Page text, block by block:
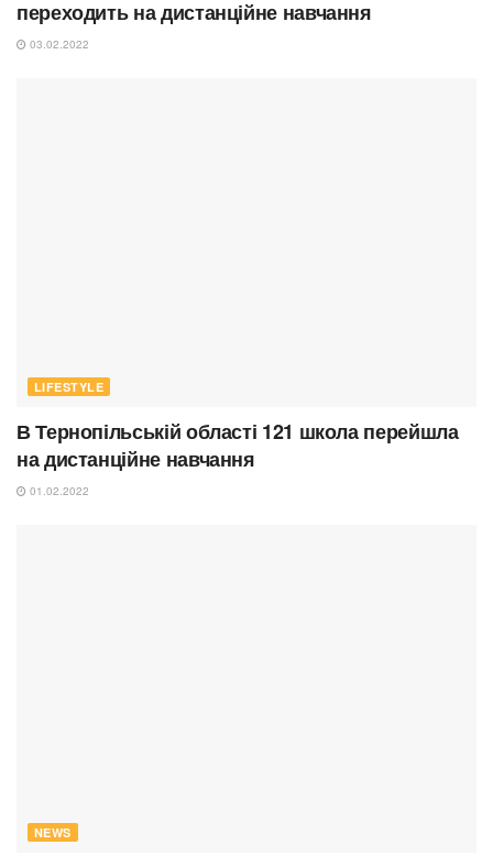
переходить на дистанційне навчання
03.02.2022
LIFESTYLE
В Тернопільській області 121 школа перейшла
на дистанційне навчання
01.02.2022
NEWS